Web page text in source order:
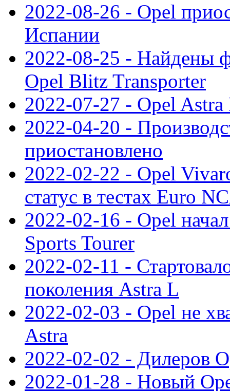
2022-08-26 - Opel
Испании
2022-08-25 - Найдены
Opel Blitz Transporter
2022-07-27 - Opel
2022-04-20 -
приостановлено
2022-02-22 - Opel
статус в тестах Euro
2022-02-16 - Opel
Sports Tourer
2022-02-11 -
поколения Astra L
2022-02-03 - Opel не
Astra
2022-02-02 - Дилеров
2022-01-28 - Новый